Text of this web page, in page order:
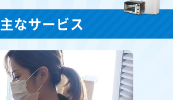
主なサービス